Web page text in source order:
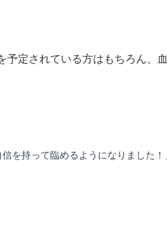
定されている方はもちろん、
を持って臨めるようになりました